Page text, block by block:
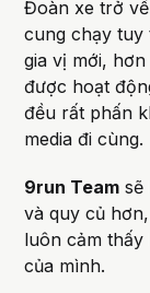
Đoàn xe trở
cung chạy tuy
gia vị mới,
được hoạt
đều rất phấn
media đi cùng.
9run Team sẽ
và quy củ
luôn cảm thấy
của mình.